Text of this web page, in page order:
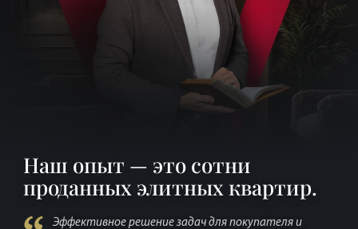
Наш опыт — это сотни
проданных элитных квартир.
Эффективное решение задач для покупателя и